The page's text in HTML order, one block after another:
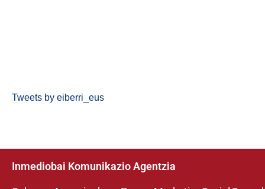
Tweets by eiberri_eus
Inmediobai Komunikazio Agentzia